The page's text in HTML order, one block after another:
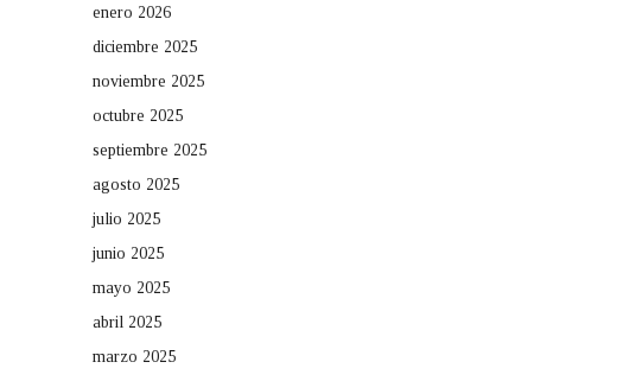
enero 2026
diciembre 2025
noviembre 2025
octubre 2025
septiembre 2025
agosto 2025
julio 2025
junio 2025
mayo 2025
abril 2025
marzo 2025